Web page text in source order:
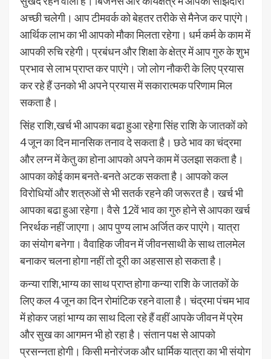
अच्छी चलेगी। आप टीमवर्क को बेहतर तरीके से मैनेज कर पाएंगे।
आर्थिक लाभ का भी आपको मौका मिलता रहेगा। धर्म कर्म के काम में
आपकी रुचि रहेगी। प्रबंधन और शिक्षा के क्षेत्र में आप गुरु के शुभ
प्रभाव से लाभ प्राप्त कर पाएंगे। जो लोग नौकरी के लिए प्रयास
कर रहे हैं उनको भी अपने प्रयास में सकारात्मक परिणाम मिल
सकता है।
सिंह राशि,खर्च भी आपका बढा हुआ रहेगा सिंह राशि के जातकों को
4 जून का दिन मानसिक तनाव दे सकता है। छठे भाव का चंद्रमा
और लग्न में केतु का होना आपको अपने काम में उलझा सकता है।
आपका कोई काम बनते-बनते अटक सकता है। आपको कल
विरोधियों और शत्रुओं से भी सतर्क रहने की जरूरत है। खर्च भी
आपका बढा हुआ रहेगा। वैसे 12वें भाव का गुरु होने से आपका खर्च
निरर्थक नहीं जाएगा। आप पुण्य लाभ अर्जित कर पाएंगे। यात्रा
का संयोग बनेगा। वैवाहिक जीवन में जीवनसाथी के साथ तालमेल
बनाकर चलना होगा नहीं तो दूरी का अहसास हो सकता है।
कन्या राशि,भाग्य का साथ प्राप्त होगा कन्या राशि के जातकों के
लिए कल 4 जून का दिन रोमांटिक रहने वाला है। चंद्रमा पंचम भाव
में होकर जहां भाग्य का साथ दिला रहे हैं वहीं आपके जीवन में प्रेम
और सुख का आगमन भी हो रहा है। संतान पक्ष से आपको
प्रसन्नता होगी। किसी मनोरंजक और धार्मिक यात्रा का भी संयोग